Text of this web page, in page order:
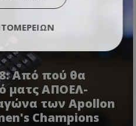
Από πού θα
ματς ΑΠΟΕΛ-
των Apollon
Champions